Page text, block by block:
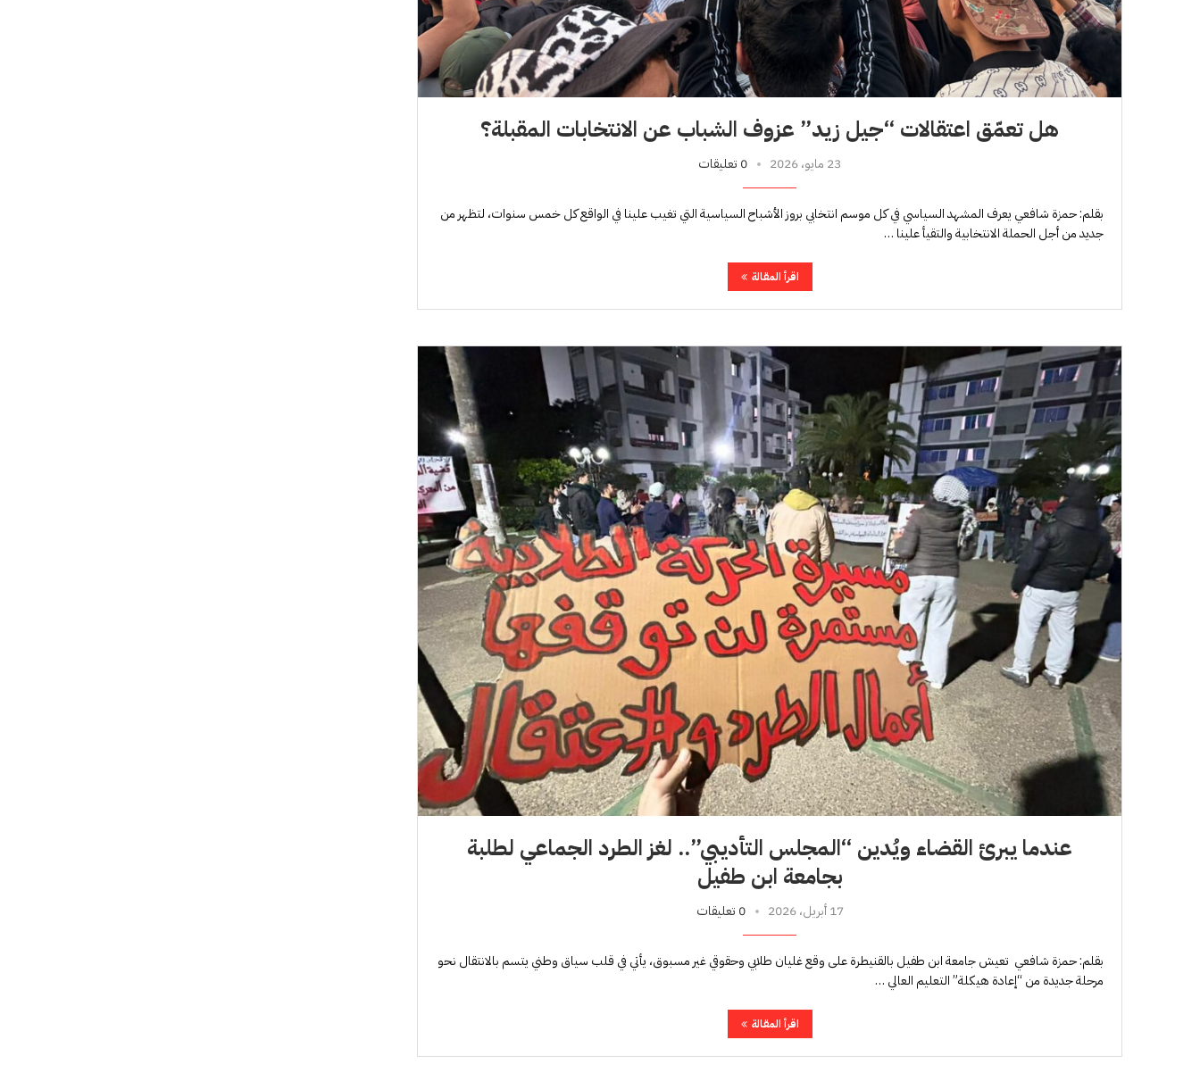
هل تعمّق اعتقالات “جيل زيد” عزوف الشباب عن الانتخابات المقبلة؟
23 مايو، 2026 0 تعليقات
بقلم: حمزة شافعي يعرف المشهد السياسي في كل موسم انتخابي بروز الأشباح السياسية التي تغيب علينا في الواقع كل خمس سنوات، لتظهر من
جديد من أجل الحملة الانتخابية والتقيأ علينا …
اقرأ المقالة
عندما يبرئ القضاء ويُدين “المجلس التأديبي”.. لغز الطرد الجماعي لطلبة
بجامعة ابن طفيل
17 أبريل، 2026 0 تعليقات
بقلم: حمزة شافعي تعيش جامعة ابن طفيل بالقنيطرة على وقع غليان طلابي وحقوقي غير مسبوق، يأتي في قلب سياق وطني يتسم بالانتقال نحو
مرحلة جديدة من “إعادة هيكلة” التعليم العالي …
اقرأ المقالة